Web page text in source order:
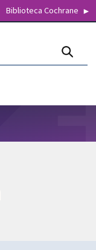
Biblioteca Cochrane